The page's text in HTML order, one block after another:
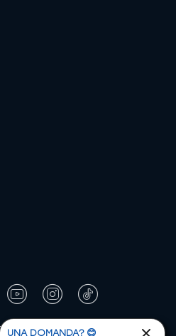
YouTubeInstagram
UNA DOMANDA? 😊